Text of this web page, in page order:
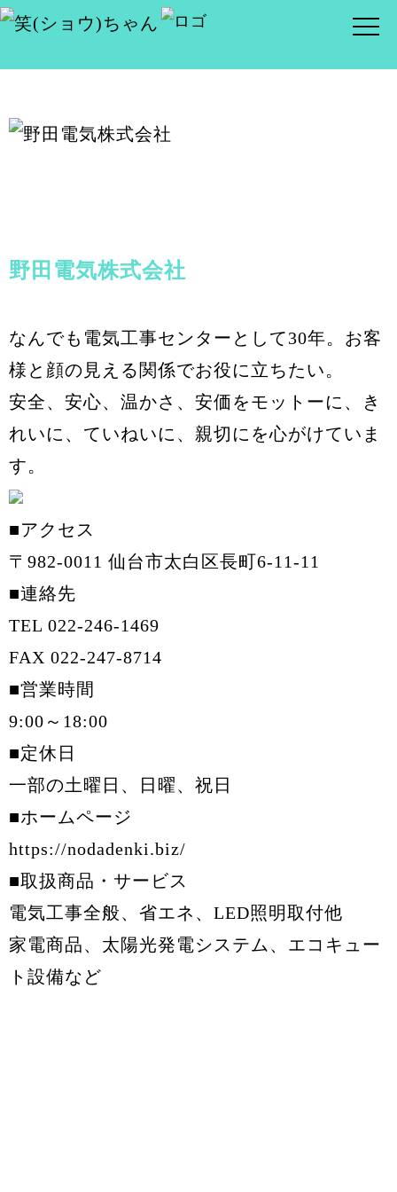
野田電気株式会社
なんでも電気工事センターとして30年。お客
様と顔の見える関係でお役に立ちたい。
安全、安心、温かさ、安価をモットーに、き
れいに、ていねいに、親切にを心がけていま
す。
■アクセス
〒982-0011 仙台市太白区長町6-11-11
■連絡先
TEL 022-246-1469
FAX 022-247-8714
■営業時間
9:00～18:00
■定休日
一部の土曜日、日曜、祝日
■ホームページ
https://nodadenki.biz/
■取扱商品・サービス
電気工事全般、省エネ、LED照明取付他
家電商品、太陽光発電システム、エコキュー
ト設備など